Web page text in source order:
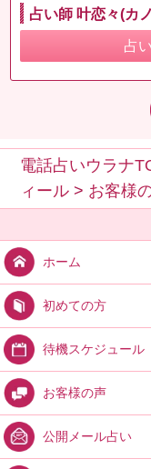
占い師 叶恋々(カ
占
電話占いウラナ
ィール > お客様
ホーム
初めての方
待機スケジュール
お客様の声
公開メール占い